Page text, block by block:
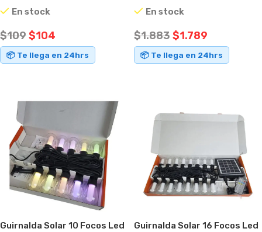
En stock
$109$104
📦 Te llega en 24hrs
En stock
$1.883$1.789
📦 Te llega en 24hrs
Guirnalda Solar 10 Focos Led
Guirnalda Solar 16 Focos Led